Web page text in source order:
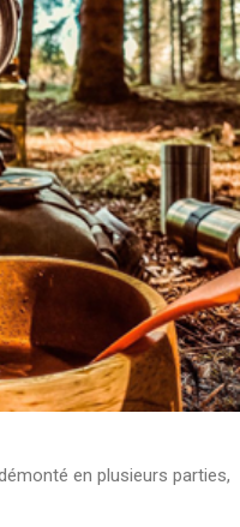
en plusieurs parties,